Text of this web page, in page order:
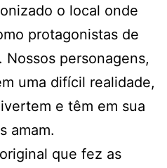
o local onde
protagonistas de
Nossos personagens,
uma difícil realidade,
e têm em sua
amam.
que fez as